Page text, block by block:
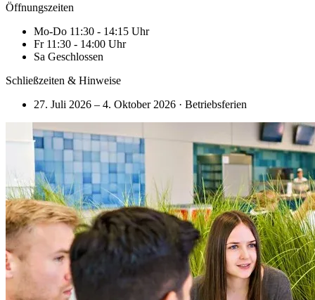
Öffnungszeiten
Mo-Do 11:30 - 14:15 Uhr
Fr 11:30 - 14:00 Uhr
Sa Geschlossen
Schließzeiten & Hinweise
27. Juli 2026 – 4. Oktober 2026 · Betriebsferien